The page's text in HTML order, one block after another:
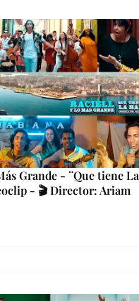
Grande - ¨Que tiene La
- 🎬 Director: Ariam